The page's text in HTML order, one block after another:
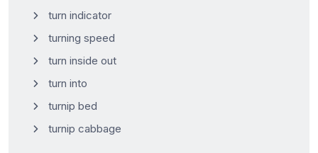
turn indicator
turning speed
turn inside out
turn into
turnip bed
turnip cabbage